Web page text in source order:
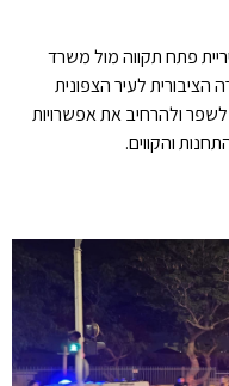
פתח תקווה מול משרד
הציבורית לעיר הצפונית
ולהרחיב את אפשרויות
והקווים.